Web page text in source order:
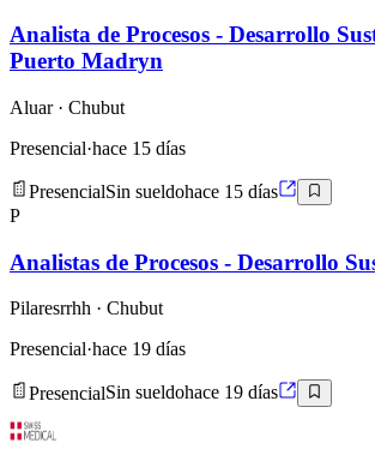
Analista de Procesos - Desarrollo
Puerto Madryn
Aluar· Chubut
Presencial·hace 15 días
PresencialSin sueldohace 15 días
P
Analistas de Procesos - Desarrollo
Pilaresrrhh · Chubut
Presencial·hace 19 días
PresencialSin sueldohace 19 días